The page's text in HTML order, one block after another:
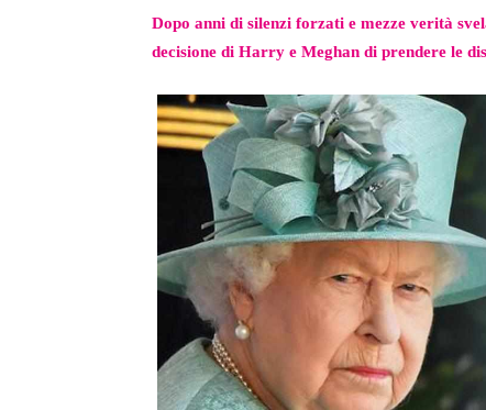
Dopo anni di silenzi forzati e mezze verità
decisione di Harry e Meghan di prendere le